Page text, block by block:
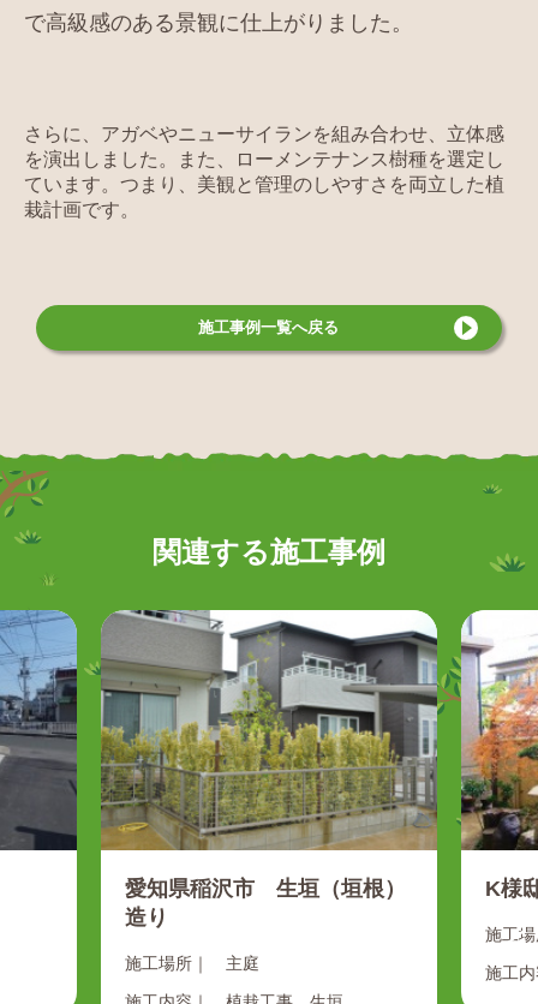
で高級感のある景観に仕上がりました。
さらに、アガベやニューサイランを組み合わせ、立体感
を演出しました。また、ローメンテナンス樹種を選定し
ています。つまり、美観と管理のしやすさを両立した植
栽計画です。
施工事例一覧へ戻る
関連する施工事例
愛知県稲沢市 生垣（垣根）
造り
施工場所｜
主庭
K様
施工
施工